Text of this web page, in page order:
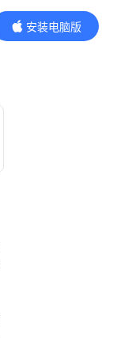
安装电脑版
内容更精彩